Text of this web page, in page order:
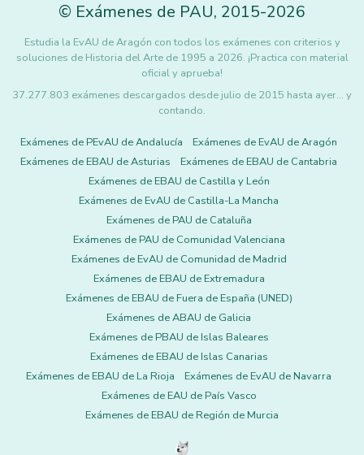
© Exámenes de PAU, 2015-2026
Estudia la EvAU de Aragón con todos los exámenes con criterios y
soluciones de Historia del Arte de 1995 a 2026. ¡Practica con material
oficial y aprueba!
37.277.803 exámenes descargados desde julio de 2015 hasta ayer... y
contando.
Exámenes de PEvAU de Andalucía
Exámenes de EvAU de Aragón
Exámenes de EBAU de Asturias
Exámenes de EBAU de Cantabria
Exámenes de EBAU de Castilla y León
Exámenes de EvAU de Castilla-La Mancha
Exámenes de PAU de Cataluña
Exámenes de PAU de Comunidad Valenciana
Exámenes de EvAU de Comunidad de Madrid
Exámenes de EBAU de Extremadura
Exámenes de EBAU de Fuera de España (UNED)
Exámenes de ABAU de Galicia
Exámenes de PBAU de Islas Baleares
Exámenes de EBAU de Islas Canarias
Exámenes de EBAU de La Rioja
Exámenes de EvAU de Navarra
Exámenes de EAU de País Vasco
Exámenes de EBAU de Región de Murcia